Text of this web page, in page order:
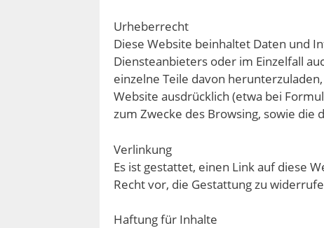
Urheberrecht
Diese Website beinhaltet Daten und
Diensteanbieters oder im Einzelfall
einzelne Teile davon
Website ausdrücklich (etwa bei
zum Zwecke des Browsing, sowie
Verlinkung
Es ist gestattet, einen Link auf diese
Recht vor, die Gestattung zu
Haftung für Inhalte